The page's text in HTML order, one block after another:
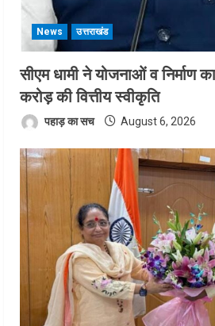
News उत्तराखंड
सीएम धामी ने योजनाओं व निर्माण
करोड़ की वित्तीय स्वीकृति
पहाड़ का सच August 6, 2026